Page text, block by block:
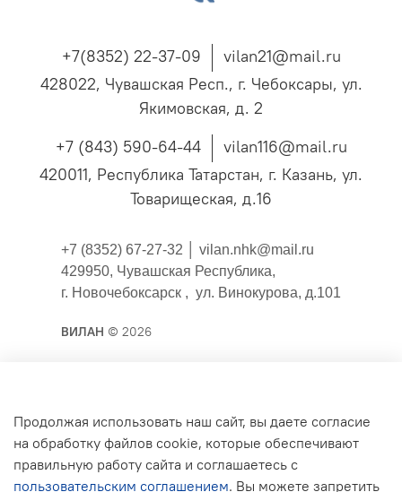
+7(8352) 22-37-09
vilan21@mail.ru
428022, Чувашская Респ., г. Чебоксары, ул.
Якимовская, д. 2
+7 (843) 590-64-44
vilan116@mail.ru
420011, Республика Татарстан, г. Казань, ул.
Товарищеская, д.16
+7 (8352) 67-27-32 │ vilan.nhk@mail.ru
429950, Чувашская Республика,
г. Новочебоксарск , ул. Винокурова, д.101
ВИЛАН © 2026
Публичная оферта
Согласие на обработку персональных данных для
сайта
Продолжая использовать наш сайт, вы даете согласие
на обработку файлов cookie, которые обеспечивают
правильную работу сайта и соглашаетесь с
пользовательским соглашением. Вы можете запретить